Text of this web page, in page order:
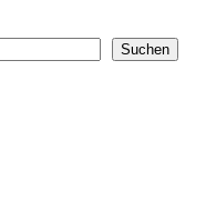
Suchen